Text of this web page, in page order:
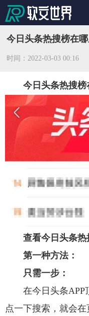
今日头条热搜榜在哪
时间：2022-03-03 00:16
今日头条热搜榜
查看今日头条热
第一种方法：
只需一步：
在今日头条APP顶
点一下搜索，就会